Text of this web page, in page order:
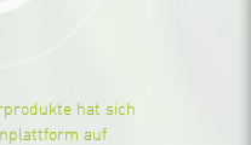
hat sich
auf